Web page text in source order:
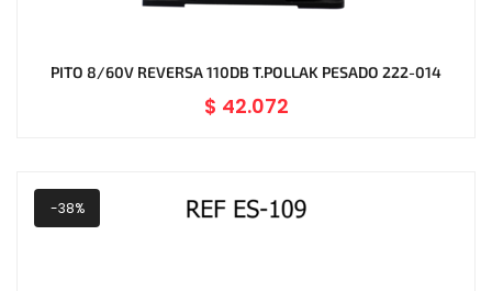
PITO 8/60V REVERSA 110DB T.POLLAK PESADO 222-014
$ 42.072
-38%